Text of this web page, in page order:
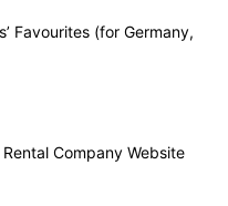
Favourites (for Germany,
Company Website